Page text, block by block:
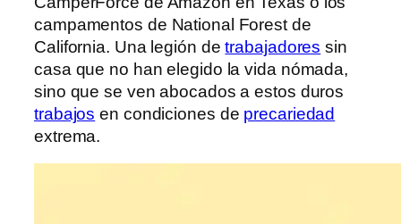
campamentos de National Forest de
California. Una legión detrabajadores sin
casa que no han elegido la vida nómada,
sino que se ven abocados a estos duros
trabajos en condiciones de precariedad
extrema.